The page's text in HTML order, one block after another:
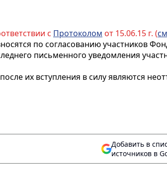
с Протоколом от 15.06.15 г. (
по согласованию участников
письменного уведомления
их вступления в силу являются
Добавить в
источников в